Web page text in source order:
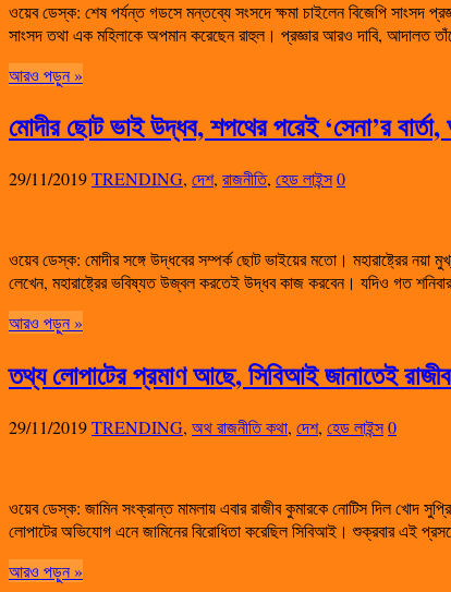
ওয়েব ডেস্ক: শেষ পর্যন্ত গডসে মন্তব্যে সংসদে ক্ষমা চাইলেন বিজেপি সাংসদ
সাংসদ তথা এক মহিলাকে অপমান করেছেন রাহুল। প্রজ্ঞার আরও দাবি, আদালত
আরও পড়ুন »
মোদীর ছোট ভাই উদ্ধব, শপথের পরেই ‘সেনা’র
29/11/2019TRENDING, দেশ, রাজনীতি, হেড লাইন্স0
ওয়েব ডেস্ক: মোদীর সঙ্গে উদ্ধবের সম্পর্ক ছোট ভাইয়ের মতো। মহারাষ্ট্রের নয়া
লেখেন, মহারাষ্ট্রের ভবিষ্যত উজ্বল করতেই উদ্ধব কাজ করবেন। যদিও গত
আরও পড়ুন »
তথ্য লোপাটের প্রমাণ আছে, সিবিআই জানাতেই
29/11/2019TRENDING, অথ রাজনীতি কথা, দেশ, হেড লাইন্স0
ওয়েব ডেস্ক: জামিন সংক্রান্ত মামলায় এবার রাজীব কুমারকে নোটিস দিল খোদ
লোপাটের অভিযোগ এনে জামিনের বিরোধিতা করেছিল সিবিআই। শুক্রবার এই
আরও পড়ুন »